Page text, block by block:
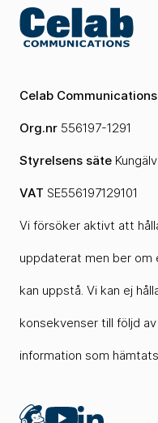
Celab
Org.nr 556197-1291
Styrelsens säte Kungälv
VAT SE556197129101
Vi försöker aktivt att
uppdaterat men ber
kan uppstå. Vi kan ej
konsekvenser till följd
information som
Mailchimp
YouTubeLinkedIn